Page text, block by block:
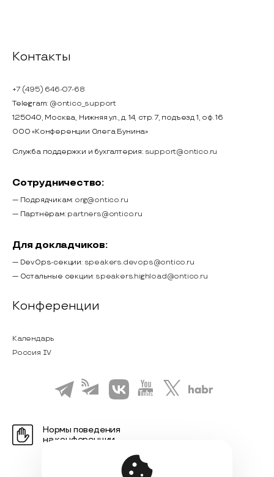
Контакты
+7 (495) 646-07-68
Telegram: @ontico_support
125040, Москва, Нижняя ул., д. 14, стр. 7, подъезд 1, оф. 16
ООО «Конференции Олега Бунина»
Служба поддержки и бухгалтерия: support@ontico.ru
Сотрудничество:
— Подрядчикам: org@ontico.ru
— Партнёрам: partners@ontico.ru
Для докладчиков:
— DevOps-секции: speakers.devops@ontico.ru
— Остальные секции: speakers.highload@ontico.ru
Конференции
Календарь
Россия IV
Нормы поведения
на конференции